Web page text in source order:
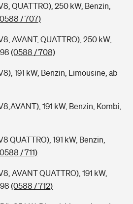
QUATTRO), 250 kW, Benzin,
/ 707)
AVANT, QUATTRO), 250 kW,
(0588 / 708)
191 kW, Benzin, Limousine, ab
191 kW, Benzin, Kombi,
QUATTRO), 191 kW, Benzin,
/ 711)
AVANT QUATTRO), 191 kW,
(0588 / 712)